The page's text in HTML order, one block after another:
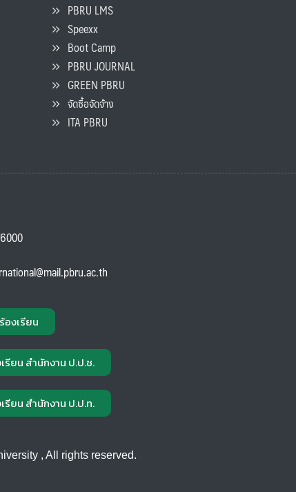
PBRU LMS
Speexx
Boot Camp
PBRU JOURNAL
GREEN PBRU
จัดซื้อจัดจ้าง
ITA PBRU
องเรียน
รียน สำนักงาน ป.ป.ช.
รียน สำนักงาน ป.ป.ท.
, All rights reserved.